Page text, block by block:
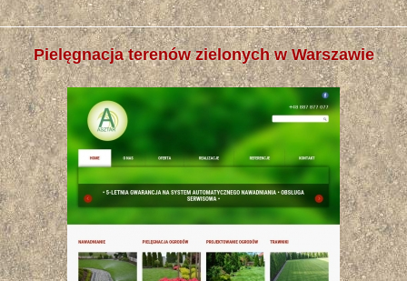
Pielęgnacja terenów zielonych w Warszawie